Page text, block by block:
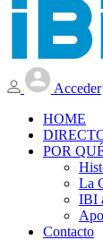
Acceder
HOME
POR
La
IBI
Contacto